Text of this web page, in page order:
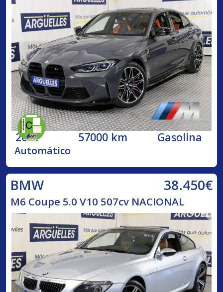
2021 57000 km Gasolina
Automático
BMW 38.450€
M6 Coupe 5.0 V10 507cv NACIONAL